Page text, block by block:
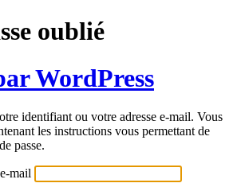
oublié
WordPress
identifiant ou votre adresse e-mail. Vous
les instructions vous permettant de
passe.
mail